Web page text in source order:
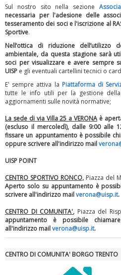
Luglio 2026: "Pensando con i
rivoluzioni"
Tiziano Pesce a Radio InBlu2000
Sul nostro sito nella sezione
necessaria per l'adesione delle
tesseramento dei soci e l'iscrizione al
Sportive.
Nell’ottica di riduzione dell’utilizzo
ambientale, da questa stagione sarà
soci per visualizzare e avere sempre
UISP e gli eventuali cartellini tecnici o
E' sempre attiva la Piattaformadi
tutte le info utili per la gestione
aggiornamenti sulle novità normative;
La sede di via Villa 25 a VERONA è
(escluso il mercoledì), dalle 9:00 alle
fissare un appuntamento è possibile
oppure scrivere all'indirizzo mail
UISP POINT
CENTRO SPORTIVO RONCO,Piazza del
Aperto solo su appuntamento è
scrivere all'indirizzo mailverona@uisp.it.
CENTRO DI COMUNITA', Piazza del
appuntamento è possibile
all'indirizzo mailverona@uisp.it.
CENTRO DI COMUNITA' BORGO TRENTO